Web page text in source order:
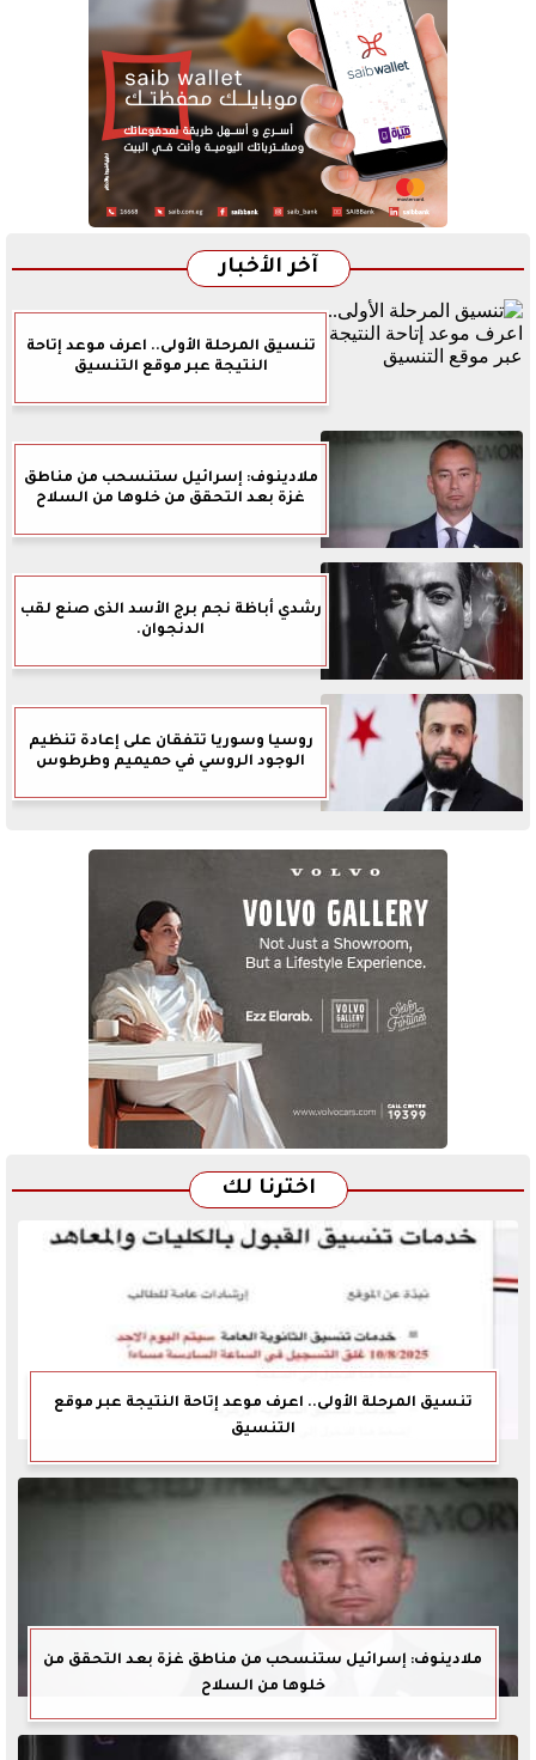
آخر الأخبار
تنسيق المرحلة الأولى.. اعرف موعد إتاحة
النتيجة عبر موقع التنسيق
ملادينوف: إسرائيل ستنسحب من مناطق
غزة بعد التحقق من خلوها من السلاح
رشدي أباظة نجم برج الأسد الذى صنع لقب
الدنجوان.
روسيا وسوريا تتفقان على إعادة تنظيم
الوجود الروسي في حميميم وطرطوس
اخترنا لك
تنسيق المرحلة الأولى.. اعرف موعد إتاحة النتيجة عبر موقع
التنسيق
ملادينوف: إسرائيل ستنسحب من مناطق غزة بعد التحقق من
خلوها من السلاح